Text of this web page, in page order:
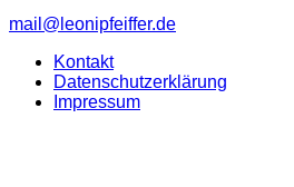
mail@leonipfeiffer.de
Kontakt
Datenschutzerklärung
Impressum